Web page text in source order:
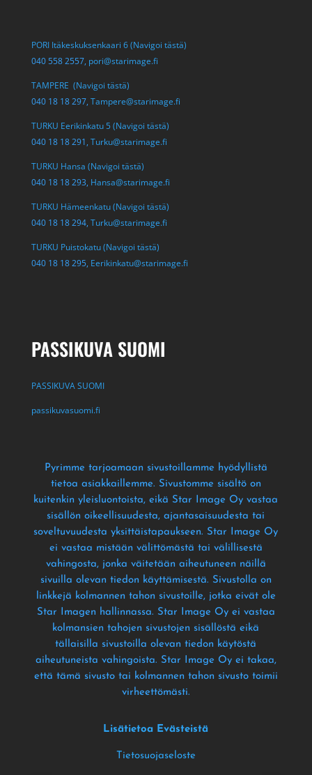
PORI Itäkeskuksenkaari 6 (Navigoi tästä)
040 558 2557, pori@starimage.fi
TAMPERE (Navigoi tästä)
040 18 18 297, Tampere@starimage.fi
TURKU Eerikinkatu 5 (Navigoi tästä)
040 18 18 291, Turku@starimage.fi
TURKU Hansa (Navigoi tästä)
040 18 18 293, Hansa@starimage.fi
TURKU Hämeenkatu (Navigoi tästä)
040 18 18 294, Turku@starimage.fi
TURKU Puistokatu (Navigoi tästä)
040 18 18 295, Eerikinkatu@starimage.fi
PASSIKUVA SUOMI
PASSIKUVA SUOMI
passikuvasuomi.fi
Pyrimme tarjoamaan sivustoillamme hyödyllistä
tietoa asiakkaillemme. Sivustomme sisältö on
kuitenkin yleisluontoista, eikä Star Image Oy vastaa
sisällön oikeellisuudesta, ajantasaisuudesta tai
soveltuvuudesta yksittäistapaukseen. Star Image Oy
ei vastaa mistään välittömästä tai välillisestä
vahingosta, jonka väitetään aiheutuneen näillä
sivuilla olevan tiedon käyttämisestä. Sivustolla on
linkkejä kolmannen tahon sivustoille, jotka eivät ole
Star Imagen hallinnassa. Star Image Oy ei vastaa
kolmansien tahojen sivustojen sisällöstä eikä
tällaisilla sivustoilla olevan tiedon käytöstä
aiheutuneista vahingoista. Star Image Oy ei takaa,
että tämä sivusto tai kolmannen tahon sivusto toimii
virheettömästi.
Lisätietoa Evästeistä
Tietosuojaseloste